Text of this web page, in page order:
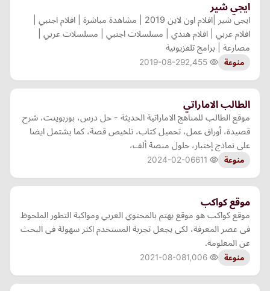
ايجي شير
ايجى شير |افلام اون لاين 2019 | مشاهدة مباشرة | افلام اجنبي |
افلام عربي | افلام هندي | مسلسلات اجنبي | مسلسلات عربي |
مصارعة | برامج تلفزيونية
منوعة 2019-08-29
الطالب الاماراتي
موقع الطالب للمناهج الاماراتية الحديثة - حل درس، بوربوينت، شرح
قصيدة، أوراق عمل، تحميل كتاب، تلخيص قصة، كما يشتمل ايضا
على نماذج إختبار، حلول منصة ألف،
منوعة 2024-02-06
موقع كواكب
موقع كواكب هو موقع يهتم بالمحتوي العربي ومواكبة التطور الملحوظ
فى عصر المعرفة، لكى يجعل تجربة المستخدم اكثر سهولة فى البحث
عن المعلومة.
منوعة 2021-08-08